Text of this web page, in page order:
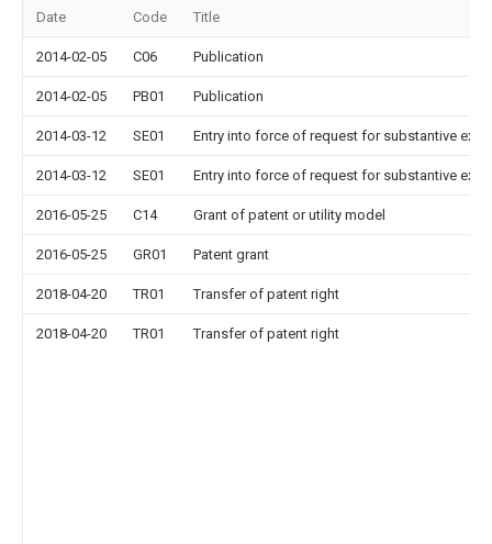
Date Code Title
2014-02-05 C06 Publication
2014-02-05 PB01 Publication
2014-03-12 SE01 Entry into force of request for substantive
2014-03-12 SE01 Entry into force of request for substantive
2016-05-25 C14 Grant of patent or utility model
2016-05-25 GR01 Patent grant
2018-04-20 TR01 Transfer of patent right
2018-04-20 TR01 Transfer of patent right